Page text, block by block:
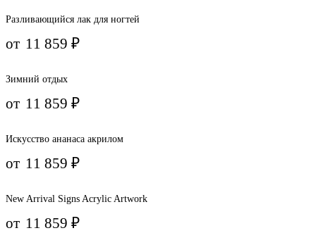
Разливающийся лак для ногтей
от 11 859₽
Зимний отдых
от 11 859₽
Искусство ананаса акрилом
от 11 859₽
New Arrival Signs Acrylic Artwork
от 11 859₽